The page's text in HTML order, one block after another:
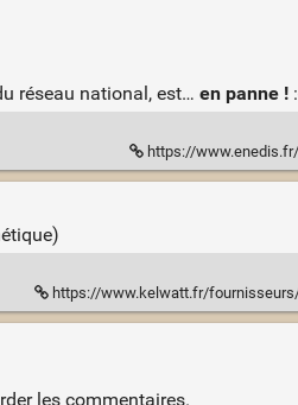
réseau national, est… en panne !
https://
https://www.kelwatt.fr/
les commentaires.